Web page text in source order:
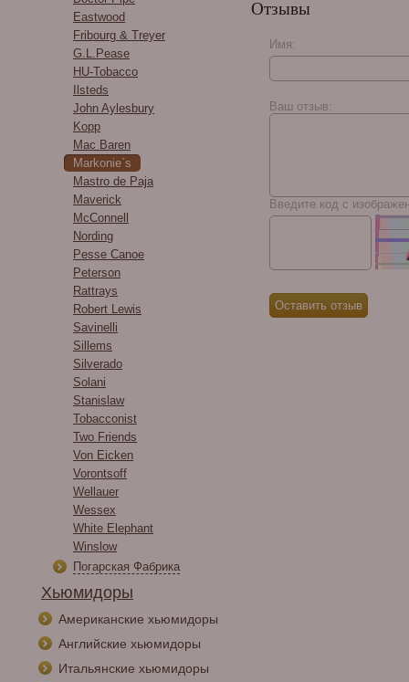
Eastwood
Fribourg & Treyer
G.L.Pease
HU-Tobacco
Ilsteds
John Aylesbury
Kopp
Mac Baren
Markonie`s
Mastro de Paja
Maverick
McConnell
Nording
Pesse Canoe
Peterson
Rattrays
Robert Lewis
Savinelli
Sillems
Silverado
Solani
Stanislaw
Tobacconist
Two Friends
Von Eicken
Vorontsoff
Wellauer
Wessex
White Elephant
Winslow
Погарская Фабрика
Хьюмидоры
Американские хьюмидоры
Английские хьюмидоры
Итальянские хьюмидоры
Отзывы
Имя:
Ваш отзыв:
Введите код с